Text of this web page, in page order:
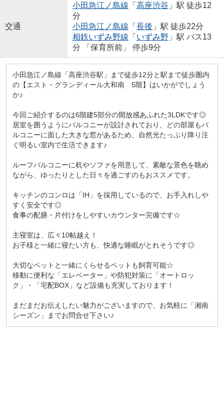
交通
小田急江ノ島線 「 高座渋谷 」駅 徒歩12
分
小田急江ノ島線 「 長後 」駅 徒歩22分
相鉄いずみ野線 「 いずみ野 」駅 バス13
分 「保育所前」 停歩9分
小田急江ノ島線「高座渋谷駅」まで徒歩12分と駅まで徒歩圏内
の【エスト・グランディール大和南 5階】はいかがでしょう
か♪
今回ご紹介するのは6階建5部分の開放感あふれた3LDKです◎
居室を囲うようにバルコニーが設計されており、どの部屋もバ
ルコニーに面した大きな窓があるため、自然光たっぷり降り注
ぐ明るい室内で生活できます♪
ルーフバルコニーに机やソファを用意して、素敵な景色を眺め
ながら、ゆったりとした日々を過ごすのもおススメです。
キッチンのコンロは「IH」を採用しているので、お手入れしや
すく安全です◎
食事の配膳・片付けをしやすいカウンター完備です☆
主寝室は、広々10帖越え！
お子様と一緒に寝たい方も、快適な睡眠がとれそうです◎
大切なペットと一緒にくらせるペットも飼育可能☆
移動に便利な「エレベーター」や防犯対策に「オートロッ
ク」・「宅配BOX」など設備も充実しております！
まだまだお伝えしたい魅力がございますので、お気軽に「湘南
シーズン」までお問合せ下さい♪